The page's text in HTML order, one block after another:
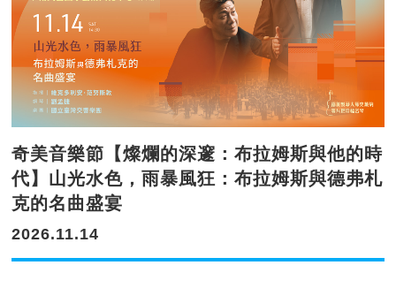
奇美音樂節【燦爛的深邃：布拉姆斯與他的時
代】山光水色，雨暴風狂：布拉姆斯與德弗札
克的名曲盛宴
2026.11.14